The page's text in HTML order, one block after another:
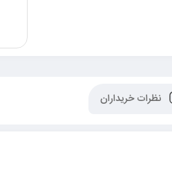
نظرات خریداران